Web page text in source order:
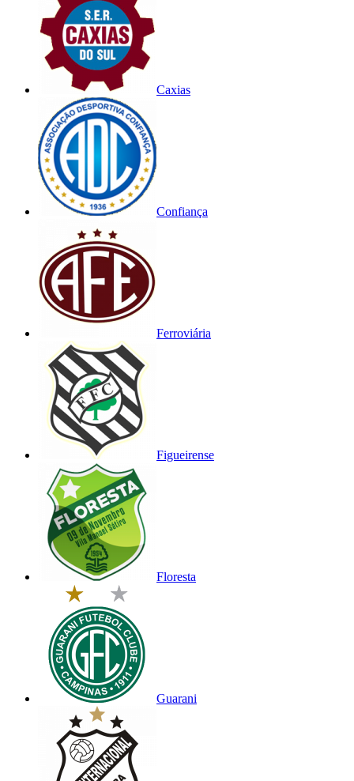
Caxias
Confiança
Ferroviária
Figueirense
Floresta
Guarani